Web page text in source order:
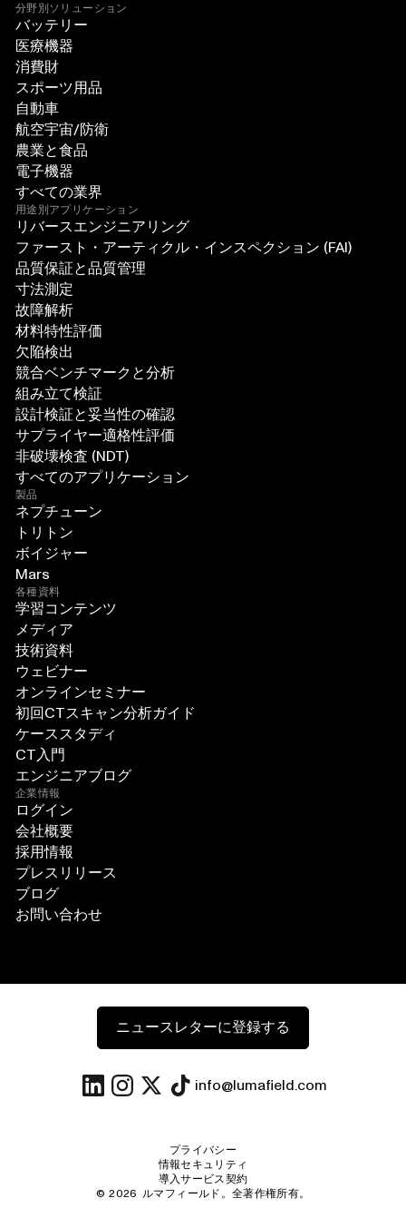
分野別ソリューション
バッテリー
医療機器
消費財
スポーツ用品
自動車
航空宇宙/防衛
農業と食品
電子機器
すべての業界
用途別アプリケーション
リバースエンジニアリング
ファースト・アーティクル・インスペクション (FAI)
品質保証と品質管理
寸法測定
故障解析
材料特性評価
欠陥検出
競合ベンチマークと分析
組み立て検証
設計検証と妥当性の確認
サプライヤー適格性評価
非破壊検査 (NDT)
すべてのアプリケーション
製品
ネプチューン
トリトン
ボイジャー
Mars
各種資料
学習コンテンツ
メディア
技術資料
ウェビナー
オンラインセミナー
初回CTスキャン分析ガイド
ケーススタディ
CT入門
エンジニアブログ
企業情報
ログイン
会社概要
採用情報
プレスリリース
ブログ
お問い合わせ
ニュースレターに登録する
info@lumafield.com
プライバシー
情報セキュリティ
導入サービス契約
©2026 ルマフィールド。全著作権所有。